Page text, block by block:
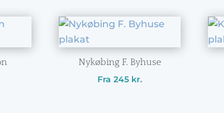
Nykøbing F. Byhuse
Fra245 kr.